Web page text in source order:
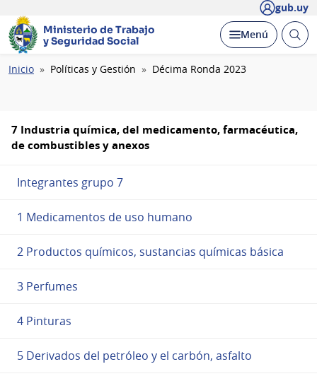
gub.uy
Ministerio de Trabajo
y Seguridad Social
Desplegar
Menú Abrir
Ruta
Inicio Políticas y Gestión Décima Ronda 2023
7 Industria química, del medicamento, farmacéutica,
de combustibles y anexos
Integrantes grupo 7
1 Medicamentos de uso humano
2 Productos químicos, sustancias químicas básica
3 Perfumes
4 Pinturas
5 Derivados del petróleo y el carbón, asfalto